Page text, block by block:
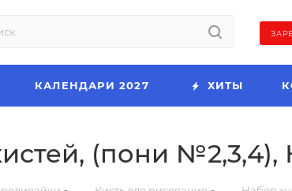
КАЛЕНДАРИ 2027 ХИТЫ
(пони №2,3,4),